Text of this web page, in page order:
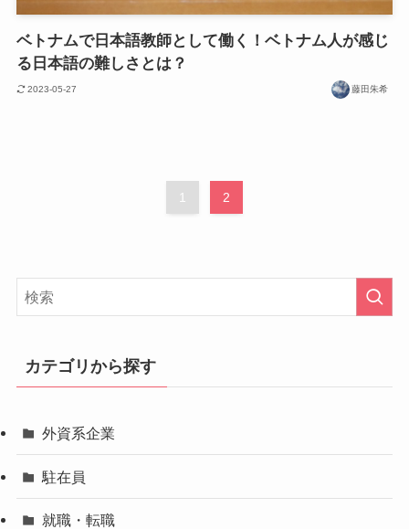
ベトナムで日本語教師として働く！ベトナム人が感じ
る日本語の難しさとは？
2023-05-27 藤田朱希
1 2
カテゴリから探す
外資系企業
駐在員
就職・転職